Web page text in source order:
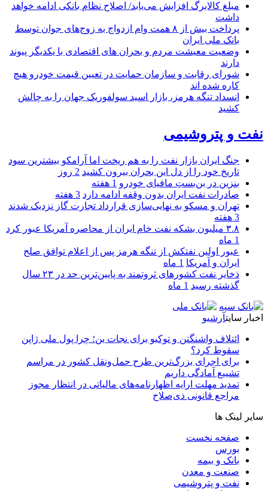
مبلغ کالابرگ افزایش می‌یابد/ اصلاح نظام بانکی ادامه خواهد
داشت
پرداخت بیش از ۸ همت وام ازدواج به زوج‌های جوان توسط
بانک ملی ایران
وضعیت معیشت مردم و بحران های اقتصادی با یکدیگر پیوند
دارند
شورای رقابت و سازمان حمایت در تعیین قیمت خودرو هیچ
کاره شده اند
انسداد تنگه هرمز، بازار اسید سولفوریک جهان را به چالش
کشید
نفت و پتروشیمی
جنگ ایران بازار نفت را به هم ریخت اما آرامکو بیشترین سود
تاریخ خود را از دل این بحران بیرون کشید 2 روز
بنزین در بن‌بستِ مافیای خودرو 1 هفته
صادرات نفت ایران بدون وقفه ادامه دارد 3 هفته
تهران و مسکو به نهایی‌سازی قرارداد تجارت گاز نزدیک شدند
3 هفته
۳.۸ میلیون بشکه نفت خام ایران از محاصره آمریکا عبور کرد
1 ماه
عبور اولین نفتکش از تنگه هرمز پس از اعلام توافق صلح
ایران و آمریکا 1 ماه
ذخایر نفت کشورهای ثروتمند به پایین‌ترین حد در ۲۳ سال
گذشته رسید 1 ماه
اخبار سایتآرشیو
ائتلاف واشنگتن و توکیو برای نجات ین؛ چرا پول ملی ژاپن
سقوط کرد؟
برای اجرای بزرگ‌ترین طرح حمل‌ونقل کشور در مراسم
تشییع آمادگی داریم
تمدید مهلت ارایه اظهارنامه‌های مالیاتی در انتظار مجوز
مراجع قانونی ذی‌‏صلاح
سایر لینک ها
صفحه نخست
بورس
بانک و بیمه
صنعت و معدن
نفت و پتروشیمی